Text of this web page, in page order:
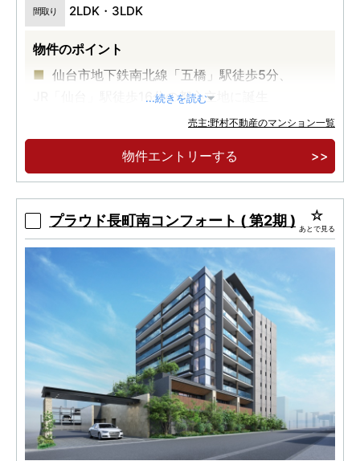
間取り 2LDK・3LDK
物件のポイント
仙台市地下鉄南北線「五橋」駅徒歩5分、
JR「仙台」駅徒歩16分の都心立地に誕生
『全邸南向き×免震構造×長期優良住宅認定』の
こだわりの邸宅
...続きを読む
売主:野村不動産のマンション一覧
物件エントリーする
プラウド長町南コンフォート ( 第2期 ) あとで見る